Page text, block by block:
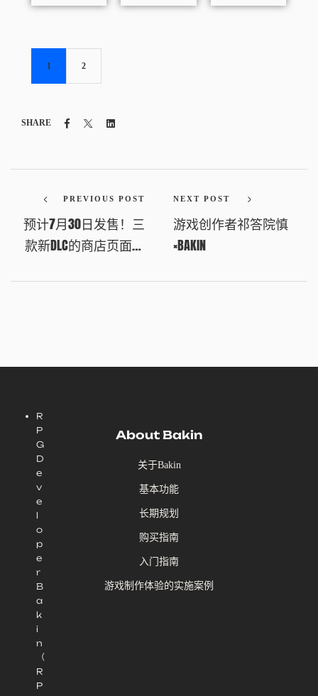
1 2
SHARE FacebookTwitterLinkedin
PREVIOUS POST
预计7月30日发售！三
款新DLC的商店页面提
NEXT POST
游戏创作者祁答院慎
×BAKIN
R
P
G
D
e
v
e
l
o
p
e
r
B
a
k
i
n
（
R
P
About Bakin
关于Bakin
基本功能
长期规划
购买指南
入门指南
游戏制作体验的实施案例